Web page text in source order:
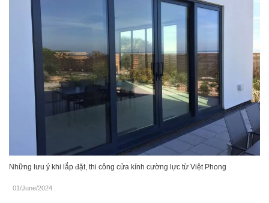
Những lưu ý khi lắp đặt, thi công cửa kính cường lực từ Việt Phong
01/June/2024